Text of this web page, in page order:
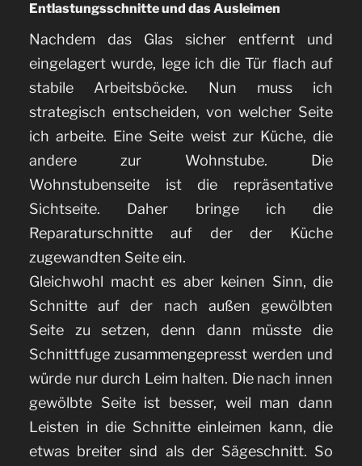
Entlastungsschnitte und das Ausleimen
Nachdem das Glas sicher entfernt und
eingelagert wurde, lege ich die Tür flach auf
stabile Arbeitsböcke. Nun muss ich
strategisch entscheiden, von welcher Seite
ich arbeite. Eine Seite weist zur Küche, die
andere zur Wohnstube. Die
Wohnstubenseite ist die repräsentative
Sichtseite. Daher bringe ich die
Reparaturschnitte auf der der Küche
zugewandten Seite ein.
Gleichwohl macht es aber keinen Sinn, die
Schnitte auf der nach außen gewölbten
Seite zu setzen, denn dann müsste die
Schnittfuge zusammengepresst werden und
würde nur durch Leim halten. Die nach innen
gewölbte Seite ist besser, weil man dann
Leisten in die Schnitte einleimen kann, die
etwas breiter sind als der Sägeschnitt. So